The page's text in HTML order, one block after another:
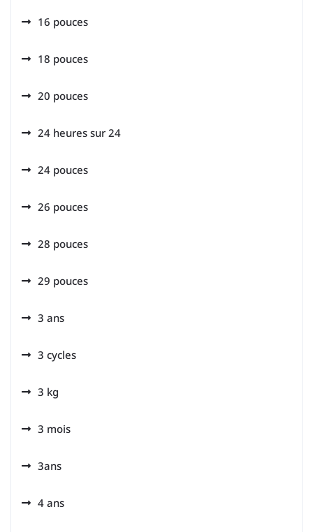
16 pouces
18 pouces
20 pouces
24 heures sur 24
24 pouces
26 pouces
28 pouces
29 pouces
3 ans
3 cycles
3 kg
3 mois
3ans
4 ans